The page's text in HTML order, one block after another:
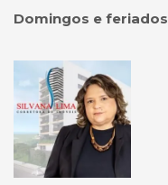
Domingos e feriados
Página inicial